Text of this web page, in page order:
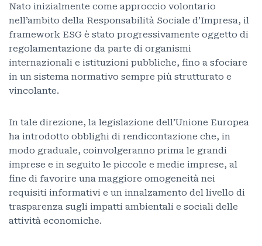
Nato inizialmente come approccio volontario
nell’ambito della Responsabilità Sociale d’Impresa, il
framework ESG è stato progressivamente oggetto di
regolamentazione da parte di organismi
internazionali e istituzioni pubbliche, fino a sfociare
in un sistema normativo sempre più strutturato e
vincolante.
In tale direzione, la legislazione dell’Unione Europea
ha introdotto obblighi di rendicontazione che, in
modo graduale, coinvolgeranno prima le grandi
imprese e in seguito le piccole e medie imprese, al
fine di favorire una maggiore omogeneità nei
requisiti informativi e un innalzamento del livello di
trasparenza sugli impatti ambientali e sociali delle
attività economiche.